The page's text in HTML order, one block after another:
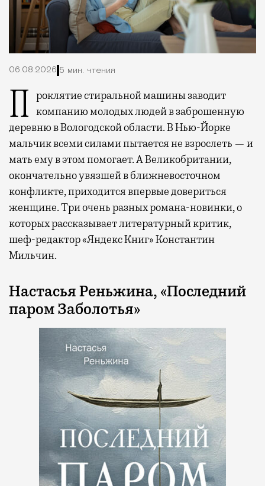
06.08.2026 5 мин. чтения
Проклятие стиральной машины заводит компанию молодых людей в заброшенную
деревню в Вологодской области. В Нью-Йорке
мальчик всеми силами пытается не взрослеть — и
мать ему в этом помогает. А Великобритании,
окончательно увязшей в ближневосточном
конфликте, приходится впервые довериться
женщине. Три очень разных романа-новинки, о
которых рассказывает литературный критик,
шеф-редактор «Яндекс Книг» Константин
Мильчин.
Настасья Реньжина, «Последний
паром Заболотья»